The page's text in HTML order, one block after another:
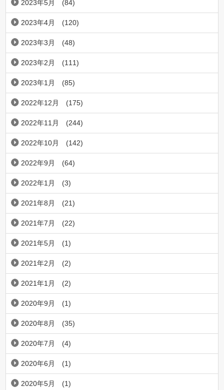
2023年5月 (84)
2023年4月 (120)
2023年3月 (48)
2023年2月 (111)
2023年1月 (85)
2022年12月 (175)
2022年11月 (244)
2022年10月 (142)
2022年9月 (64)
2022年1月 (3)
2021年8月 (21)
2021年7月 (22)
2021年5月 (1)
2021年2月 (2)
2021年1月 (2)
2020年9月 (1)
2020年8月 (35)
2020年7月 (4)
2020年6月 (1)
2020年5月 (1)